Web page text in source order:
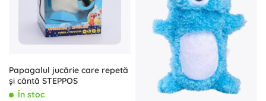
Papagalul jucărie care repetă
și cântă STEPPOS
În stoc